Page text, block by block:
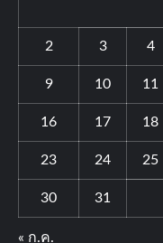
2 3 4
9 10 11
16 17 18
23 24 25
30 31
« ก.ค.